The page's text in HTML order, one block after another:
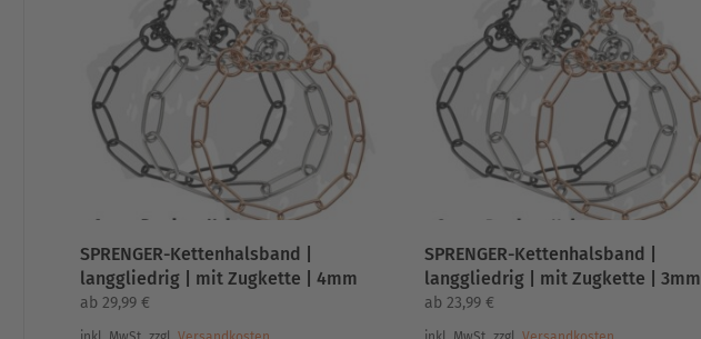
SPRENGER-Kettenhalsband |
langgliedrig | mit Zugkette | 4mm
ab 29,99 €
SPRENGER-Kettenhalsband |
langgliedrig | mit Zugkette | 3mm
ab 23,99 €